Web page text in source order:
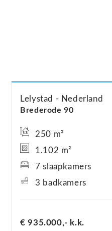
Brederode 90
Lelystad Nederland
€ 935.000,- k.k.
250 m²
1.102 m²
7 slaapkamers
3 badkamers